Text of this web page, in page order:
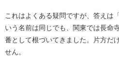
これはよくある疑問ですが、答えは
いう名前は同じでも、関東では長命
番として根づいてきました。片方だ
せん。